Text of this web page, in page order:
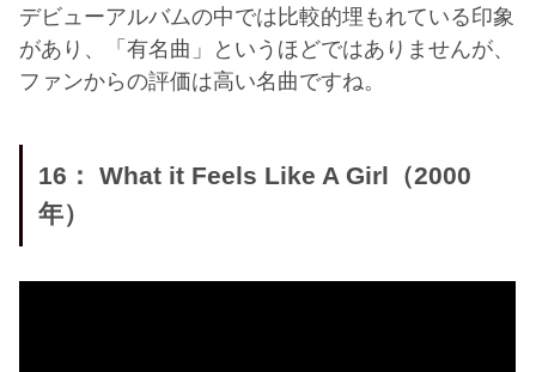
デビューアルバムの中では比較的埋もれている印象
があり、「有名曲」というほどではありませんが、
ファンからの評価は高い名曲ですね。
16： What it Feels Like A Girl（2000
年）